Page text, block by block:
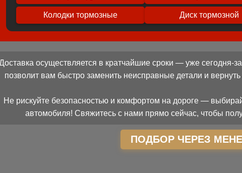
Колодки тормозные Диск тормозной
осуществляется в кратчайшие сроки — уже сегодня-
позволит вам быстро заменить неисправные детали и
Не рискуйте безопасностью и комфортом на дороге —
автомобиля! Свяжитесь с нами прямо сейчас, чтобы
ПОДБОР ЧЕРЕЗ